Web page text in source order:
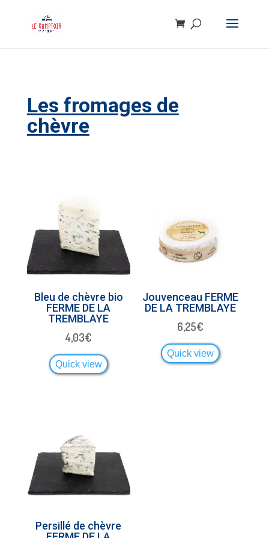
Les fromages de
chèvre
Bleu de chèvre bio
FERME DE LA
TREMBLAYE
4,03€
Quick view
Jouvenceau FERME
DE LA TREMBLAYE
6,25€
Quick view
Persillé de chèvre